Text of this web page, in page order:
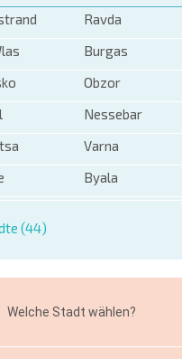
Ravda
Burgas
Obzor
Nessebar
Varna
Byala
(44)
Welche Stadt wählen?